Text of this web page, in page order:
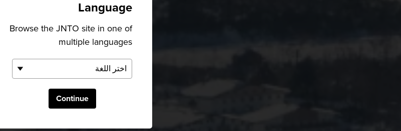
Language
Browse the JNTO site in one of
multiple languages
Continue